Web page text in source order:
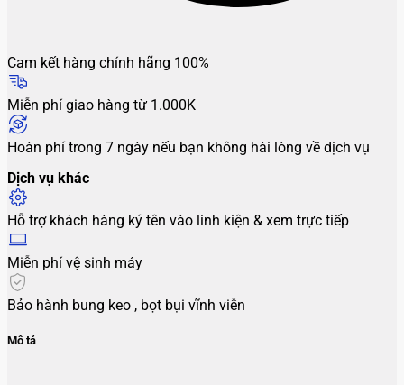
Cam kết hàng chính hãng 100%
Miễn phí giao hàng từ 1.000K
Hoàn phí trong 7 ngày nếu bạn không hài lòng về dịch vụ
Dịch vụ khác
Hỗ trợ khách hàng ký tên vào linh kiện & xem trực tiếp
Miễn phí vệ sinh máy
Bảo hành bung keo , bọt bụi vĩnh viễn
Mô tả